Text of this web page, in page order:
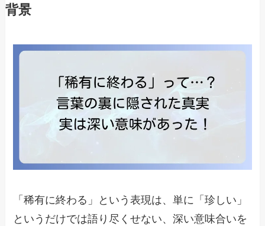
背景
「稀有に終わる」という表現は、単に「珍しい」
というだけでは語り尽くせない、深い意味合いを